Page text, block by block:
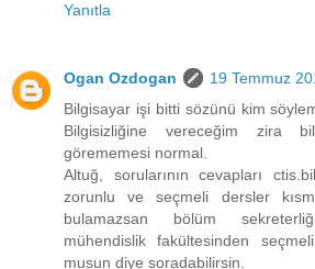
Yanıtla
Ogan Ozdogan
19 Temmuz
Bilgisayar işi bitti sözünü kim
Bilgisizliğine vereceğim zira
görememesi normal.
Altuğ, sorularının cevapları
zorunlu ve seçmeli dersler
bulamazsan bölüm
mühendislik fakültesinden
musun diye soradabilirsin.